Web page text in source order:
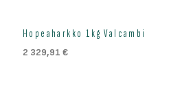
Hopeaharkko 1kg Valcambi
2 329,91 €